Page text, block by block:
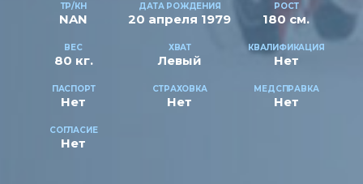
ТР/КН
NAN
ДАТА РОЖДЕНИЯ
20 апреля 1979
РОСТ
180 см.
ВЕС
80 кг.
ХВАТ
Левый
КВАЛИФИКАЦИЯ
Нет
ПАСПОРТ
Нет
СТРАХОВКА
Нет
МЕДСПРАВКА
Нет
СОГЛАСИЕ
Нет